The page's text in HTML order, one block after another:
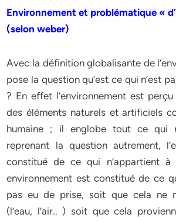
Environnement et problématique «
(selon weber)
Avec la définition globalisante de
pose la question qu’est ce qui n’est
? En effet l’environnement est
des éléments naturels et artificiels
humaine ; il englobe tout ce qui
reprenant la question autrement,
constitué de ce qui n’appartient à
environnement est constitué de ce
pas eu de prise, soit que cela ne
(l’eau, l’air.. ) soit que cela